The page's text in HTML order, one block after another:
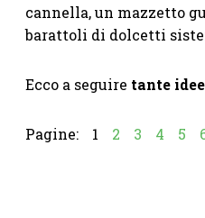
cannella, un mazzetto
barattoli di dolcetti
Ecco a seguire tante idee
Pagine: 1 2 3 4 5